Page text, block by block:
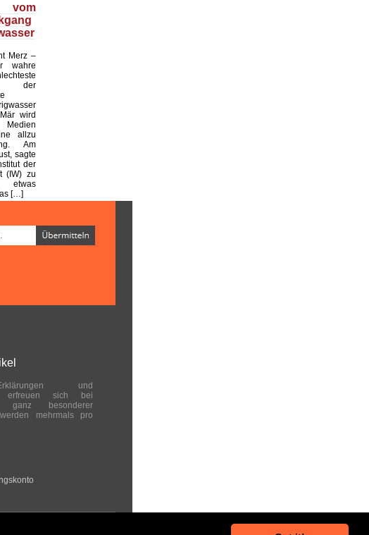
Merz –
wahre
der
wird
allzu
Am
sagte
der
(IW) zu
[…]
und
erfreuen sich bei
ganz besonderer
mehrmals pro